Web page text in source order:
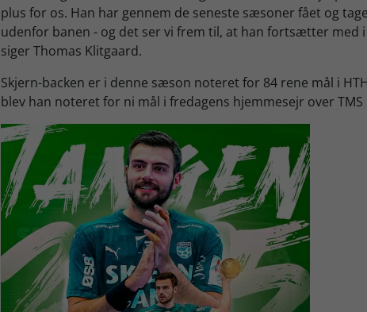
plus for os. Han har gennem de seneste sæsoner fået og
udenfor banen - og det ser vi frem til, at han fortsætter med
siger Thomas Klitgaard.
Skjern-backen er i denne sæson noteret for 84 rene mål i
blev han noteret for ni mål i fredagens hjemmesejr over TMS